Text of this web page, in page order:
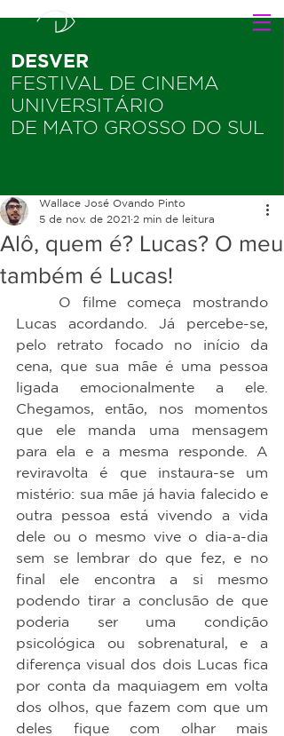
DESVER
FESTIVAL DE CINEMA
UNIVERSITÁRIO
DE MATO GROSSO DO SUL
Alô, quem é? Lucas? O meu
também é Lucas!
Wallace José Ovando Pinto
5 de nov. de 2021 2 min de leitura
Lucas acordando. Já percebe-se,
pelo retrato focado no início da
cena, que sua mãe é uma pessoa
ligada emocionalmente a ele.
Chegamos, então, nos momentos
que ele manda uma mensagem
para ela e a mesma responde. A
reviravolta é que instaura-se um
mistério: sua mãe já havia falecido e
outra pessoa está vivendo a vida
dele ou o mesmo vive o dia-a-dia
sem se lembrar do que fez, e no
final ele encontra a si mesmo
podendo tirar a conclusão de que
poderia ser uma condição
psicológica ou sobrenatural, e a
diferença visual dos dois Lucas fica
por conta da maquiagem em volta
dos olhos, que fazem com que um
deles fique com olhar mais